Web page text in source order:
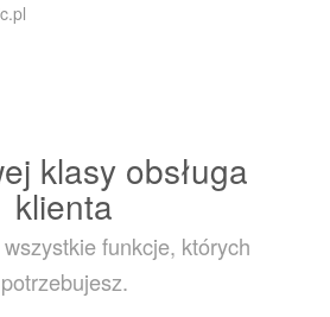
klasy obsługa
klienta
funkcje, których
potrzebujesz.